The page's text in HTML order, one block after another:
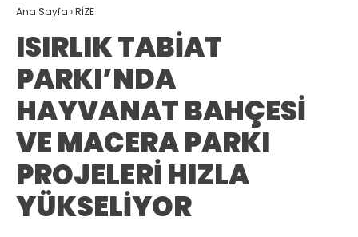
Ana Sayfa ›RİZE
ISIRLIK TABİAT
PARKI’NDA
HAYVANAT BAHÇESİ
VE MACERA PARKI
PROJELERİ HIZLA
YÜKSELİYOR